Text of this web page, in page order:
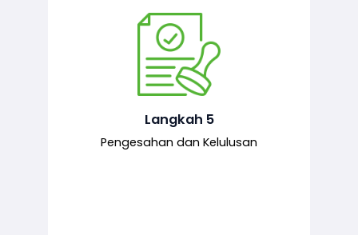
Langkah 5
Pengesahan dan Kelulusan
Pegawai pelulus menilai permohonan
dan memberi pengesahan serta
kelulusan akhir sekiranya semuanya
mematuhi syarat ditetapkan.